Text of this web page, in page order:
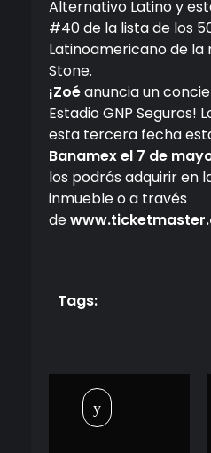
Alternativo Latino y
#40 de la lista de los
Latinoamericano de la
Stone.
¡Zoéanuncia un
Estadio GNP Seguros!
esta tercera fecha
Banamex el 7 de
los podrás adquirir en
inmueble o a través
de
Tags: